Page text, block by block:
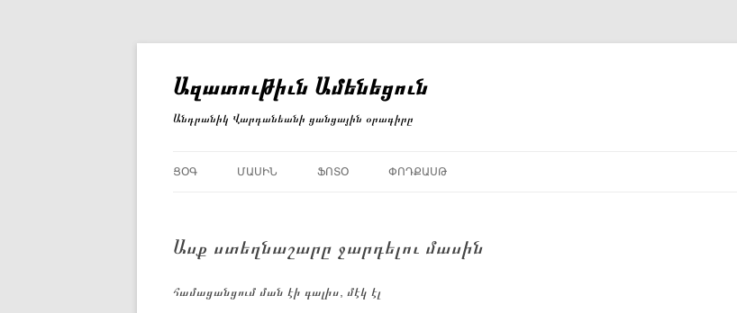
Ազատութիւն Ամենեցուն
Անդրանիկ Վարդանեանի ցանցային օրագիրը
ՑՕԳ ՄԱՍԻՆ ՖՈՏՕ ՓՈԴՔԱՍԹ
Ասք ստեղնաշարը ջարդելու մասին
համացանցում ման էի գալիս, մէկ էլ